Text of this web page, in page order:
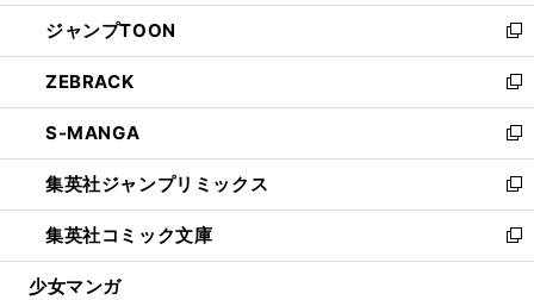
開
く
ウ
で
開
く
ン
ド
ウ
で
開
く
ウ
ィ
ン
ド
ウ
で
開
く
し
い
ウ
ィ
ン
ド
ウ
で
開
く
ジャンプTOON
新
し
い
ウ
ィ
ン
ド
ウ
で
開
ZEBRACK
新
し
い
ウ
ィ
ン
ド
ウ
S-MANGA
新
し
い
ウ
ィ
ン
集英社ジャンプリミックス
新
し
い
ウ
集英社コミック文庫
新
し
少女マンガ